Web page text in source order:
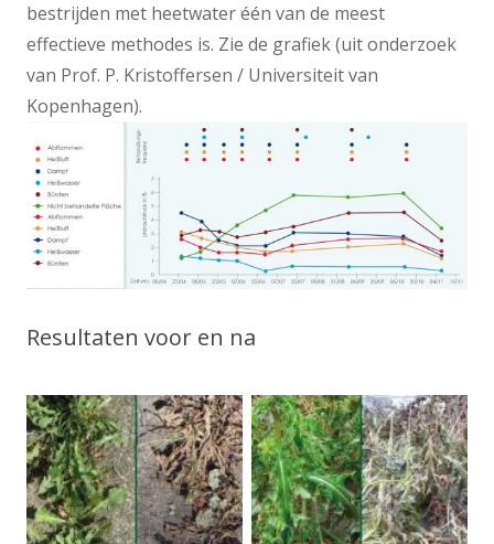
bestrijden met heetwater één van de meest
effectieve methodes is. Zie de grafiek (uit onderzoek
van Prof. P. Kristoffersen / Universiteit van
Kopenhagen).
Resultaten voor en na